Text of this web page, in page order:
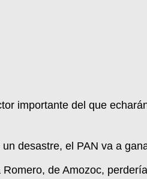
importante del que
desastre, el PAN va a
de Amozoc,